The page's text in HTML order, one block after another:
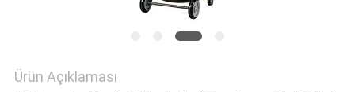
Ürün Açıklaması